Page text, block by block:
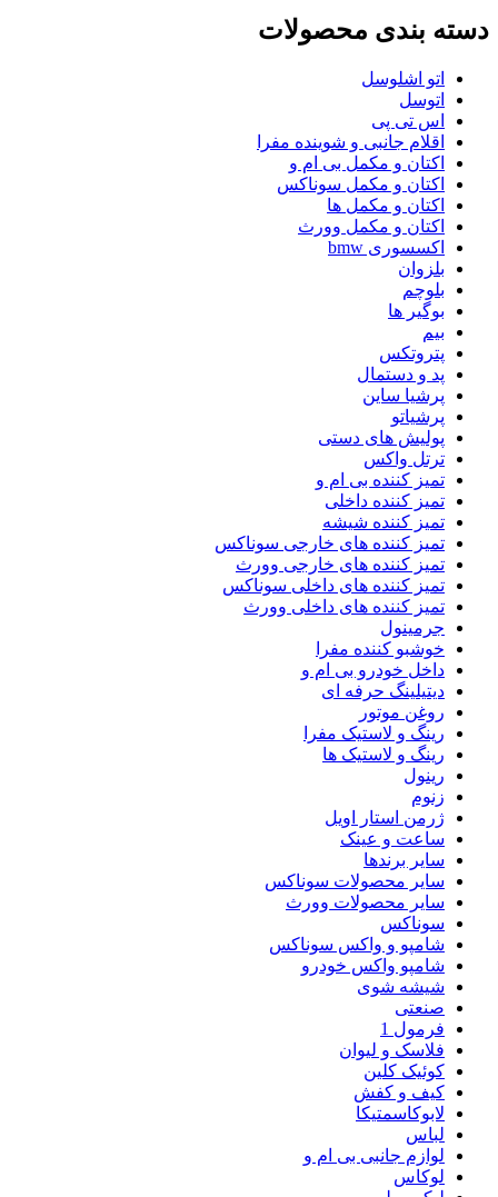
دسته بندی محصولات
اتو اشلوسل
اتوسل
اس تی پی
اقلام جانبی و شوینده مفرا
اکتان و مکمل بی ام و
اکتان و مکمل سوناکس
اکتان و مکمل ها
اکتان و مکمل وورث
اکسسوری bmw
بلزوان
بلوچم
بوگیر ها
بیم
پتروتکس
پد و دستمال
پرشیا ساین
پرشیاتو
پولیش های دستی
ترتل واکس
تمیز کننده بی ام و
تمیز کننده داخلی
تمیز کننده شیشه
تمیز کننده های خارجی سوناکس
تمیز کننده های خارجی وورث
تمیز کننده های داخلی سوناکس
تمیز کننده های داخلی وورث
جرمینول
خوشبو کننده مفرا
داخل خودرو بی ام و
دیتیلینگ حرفه ای
روغن موتور
رینگ و لاستیک مفرا
رینگ و لاستیک ها
رینول
زنوم
ژرمن استار اویل
ساعت و عینک
سایر برندها
سایر محصولات سوناکس
سایر محصولات وورث
سوناکس
شامپو و واکس سوناکس
شامپو واکس خودرو
شیشه شوی
صنعتی
فرمول 1
فلاسک و لیوان
کوئیک کلین
کیف و کفش
لابوکاسمتیکا
لباس
لوازم جانبی بی ام و
لوکاس